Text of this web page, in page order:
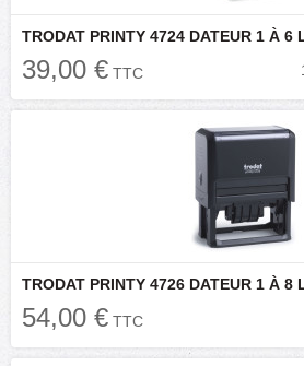
TRODAT PRINTY 4724 DATEUR 1 À 6
39,00 € TTC
TRODAT PRINTY 4726 DATEUR 1 À 8
54,00 € TTC